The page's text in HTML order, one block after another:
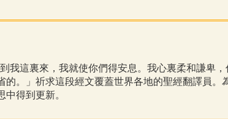
這裏來，我就使你們得安息。我心裏柔和謙卑，
。」祈求這段經文覆蓋世界各地的聖經翻譯員。
得到更新。